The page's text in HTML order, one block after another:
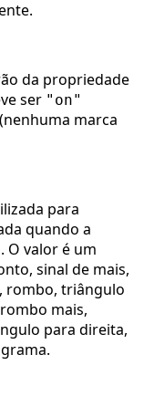
da propriedade
ser "on"
(nenhuma marca
para
quando a
. O valor é um
sinal de mais,
rombo, triângulo
mais,
para direita,